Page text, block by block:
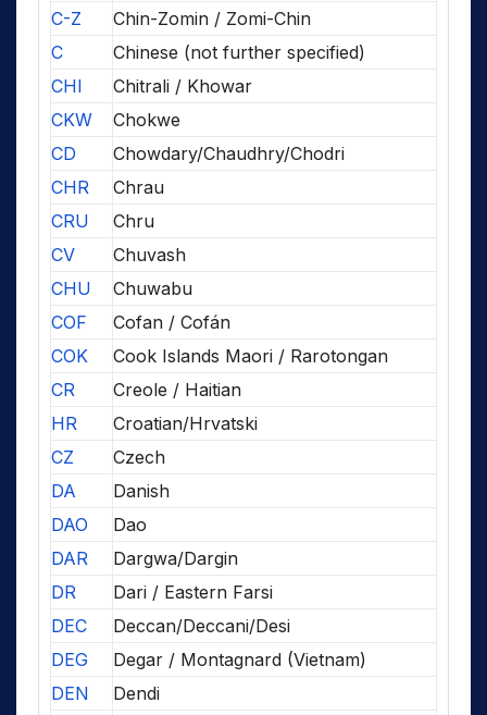
C-Z
Chin-Zomin / Zomi-Chin
C
Chinese (not further specified)
CHI
Chitrali / Khowar
CKW
Chokwe
CD
Chowdary/Chaudhry/Chodri
CHR
Chrau
CRU
Chru
CV
Chuvash
CHU
Chuwabu
COF
Cofan / Cofán
COK
Cook Islands Maori / Rarotongan
CR
Creole / Haitian
HR
Croatian/Hrvatski
CZ
Czech
DA
Danish
DAO
Dao
DAR
Dargwa/Dargin
DR
Dari / Eastern Farsi
DEC
Deccan/Deccani/Desi
DEG
Degar / Montagnard (Vietnam)
DEN
Dendi